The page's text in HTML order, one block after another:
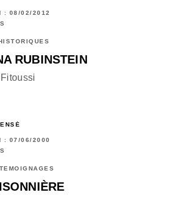
: 08/02/2012
RUBINSTEIN
: 07/06/2000